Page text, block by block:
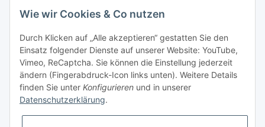
Hauptplatz 4
2870 Aspang
eMail: info@turboloch.at
Tel: +43 (0)660/1314150
Wie wir Cookies & Co nutzen
Durch Klicken auf „Alle akzeptieren“ gestatten Sie den
Einsatz folgender Dienste auf unserer Website: YouTube,
Vimeo, ReCaptcha. Sie können die Einstellung jederzeit
ändern (Fingerabdruck-Icon links unten). Weitere Details
finden Sie unter Konfigurieren und in unserer
Datenschutzerklärung.